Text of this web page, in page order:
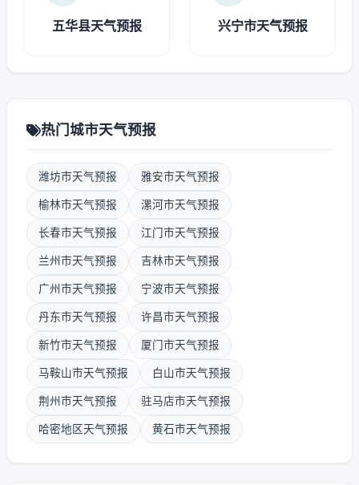
五华县天气预报 兴宁市天气预报
热门城市天气预报
潍坊市天气预报 雅安市天气预报
榆林市天气预报 漯河市天气预报
长春市天气预报 江门市天气预报
兰州市天气预报 吉林市天气预报
广州市天气预报 宁波市天气预报
丹东市天气预报 许昌市天气预报
新竹市天气预报 厦门市天气预报
马鞍山市天气预报 白山市天气预报
荆州市天气预报 驻马店市天气预报
哈密地区天气预报 黄石市天气预报